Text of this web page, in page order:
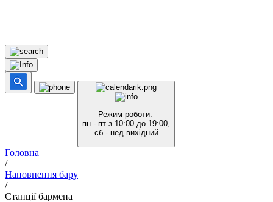
Режим роботи:
пн - пт з 10:00 до 19:00,
сб - нед вихідний
Головна
/
Наповнення бару
/
Станції бармена